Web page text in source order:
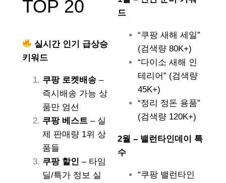
TOP 20
실시간 인기 급상승
키워드
쿠팡 로켓배송 –
즉시배송 가능 상
품만 엄선
쿠팡 베스트 – 실
제 판매량 1위 상
품들
쿠팡 할인 – 타임
딜/특가 정보 실
드
“쿠팡 새해 세일”
(검색량 80K+)
“다이소 새해 인
테리어” (검색량
45K+)
“정리 정돈 용품”
(검색량 120K+)
2월 – 밸런타인데이 특
수
“쿠팡 밸런타인